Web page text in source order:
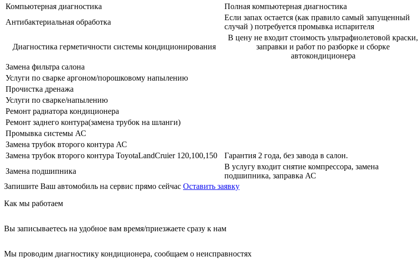
Компьютерная диагностика Полная компьютерная диагностика
Антибактериальная обработка
Если запах остается (как правило самый запущенный
случай ) потребуется промывка испарителя
Диагностика герметичности системы кондиционирования
В цену не входит стоимость ультрафиолетовой краски,
заправки и работ по разборке и сборке
автокондиционера
Замена фильтра салона
Услуги по сварке аргоном/порошковому напылению
Прочистка дренажа
Услуги по сварке/напылению
Ремонт радиатора кондиционера
Ремонт заднего контура(замена трубок на шланги)
Промывка системы АС
Замена трубок второго контура АС
Замена трубок второго контура ToyotaLandCruier 120,100,150
Гарантия 2 года, без завода в салон.
Замена подшипника
В услугу входит снятие компрессора, замена
подшипника, заправка АС
Запишите Ваш автомобиль на сервис прямо сейчас Оставить заявку
Как мы работаем
Вы записываетесь на удобное вам время/приезжаете сразу к нам
Мы проводим диагностику кондиционера, сообщаем о неисправностях